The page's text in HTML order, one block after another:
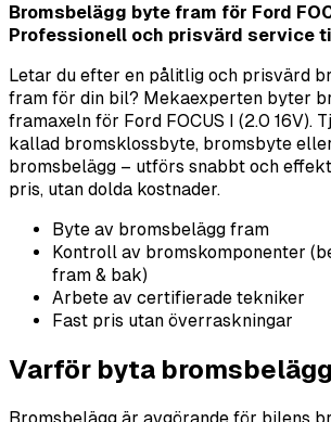
Bromsbelägg byte fram för Ford
Professionell och prisvärd service
Letar du efter en pålitlig och prisvärd
fram för din bil? Mekaexperten byter
framaxeln för Ford FOCUS I (2.0 16V).
kallad bromsklossbyte, bromsbyte
bromsbelägg – utförs snabbt och
pris, utan dolda kostnader.
Byte av bromsbelägg fram
Kontroll av bromskomponenter
fram & bak)
Arbete av certifierade tekniker
Fast pris utan överraskningar
Varför byta
Bromsbelägg är avgörande för bilens